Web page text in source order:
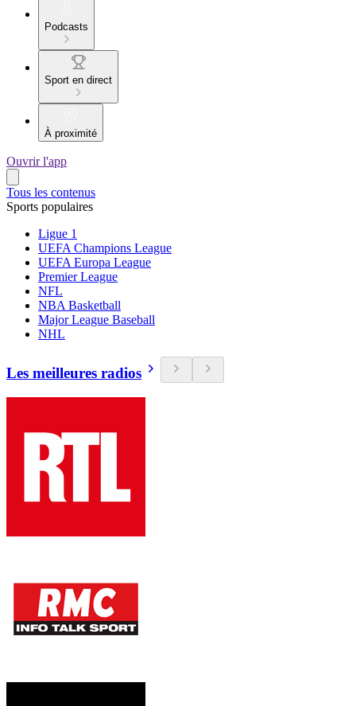
Podcasts
Sport en direct
À proximité
Ouvrir l'app
Tous les contenus
Sports populaires
Ligue 1
UEFA Champions League
UEFA Europa League
Premier League
NFL
NBA Basketball
Major League Baseball
NHL
Les meilleures radios